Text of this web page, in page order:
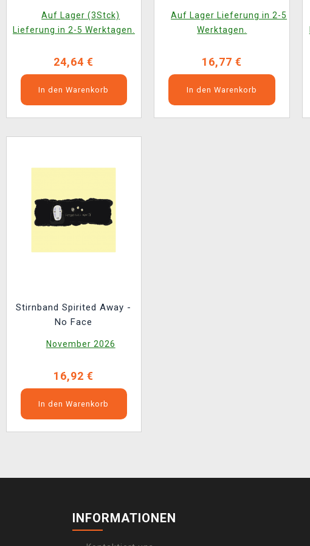
Auf Lager (3Stck)
Lieferung in 2-5 Werktagen.
24,64 €
In den Warenkorb
Auf Lager Lieferung in 2-5
Werktagen.
16,77 €
In den Warenkorb
Stirnband Spirited Away -
No Face
November 2026
16,92 €
In den Warenkorb
INFORMATIONEN